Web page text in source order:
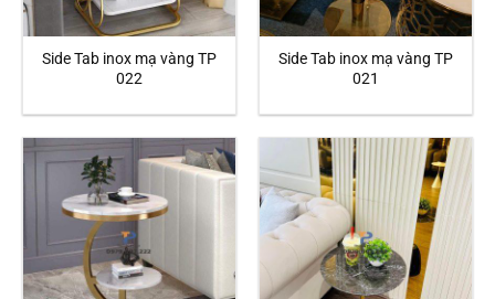
Side Tab inox mạ vàng TP
022
Side Tab inox mạ vàng TP
021